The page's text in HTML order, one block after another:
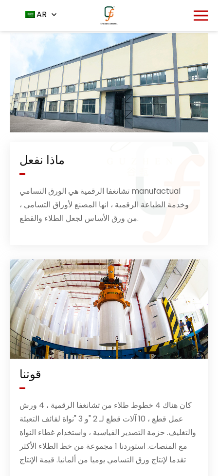
AR
الصفحة الرئيسية من نحن
ماذا نفعل
تشانغفا الرقمية هي الورق التسامي manufactual
وخدمة الطباعة الرقمية ، انها المصنع لأوراق التسامي ،
من ورق الأساس لجعل الطلاء والقطع.
قوتنا
كان هناك 4 خطوط طلاء من تشانغفا الرقمية ، 4 ورش
عمل قطع ، 10 آلات قطع لـ 2 "و 3 "نواة لفائف التعبئة
والتغليف. حزمة التصدير القياسية ، واستخدام غطاء النواة
مع المنصات. استوردنا 1 مجموعة من خط الطلاء الأكثر
تقدما لإنتاج ورق التسامي يوميا من ألمانيا. قيمة الإنتاج